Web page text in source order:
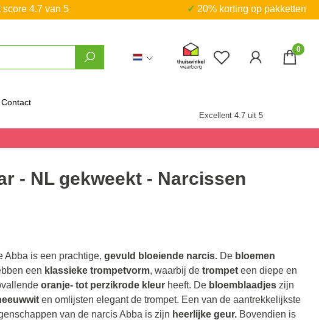
score 4.7 van 5 ✓ 20% korting op pakketten
Je hebt 0 items
0
Contact
Excellent 4.7 uit 5
- NL gekweekt - Narcissen
Abba is een prachtige, gevuld bloeiende narcis.De bloemen
een klassieke trompetvorm, waarbij de trompeteen diepe en
oranje- tot perzikrode kleurheeft. De bloemblaadjeszijn
en omlijsten elegant de trompet. Een van de aantrekkelijkste
van de narcis Abba is zijn heerlijke geur.Bovendien is